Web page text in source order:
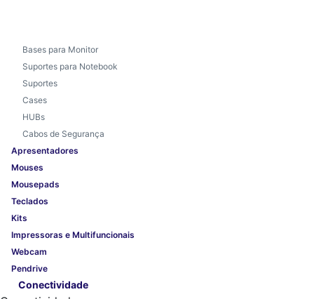
Bases para Monitor
Suportes para Notebook
Suportes
Cases
HUBs
Cabos de Segurança
Apresentadores
Mouses
Mousepads
Teclados
Kits
Impressoras e Multifuncionais
Webcam
Pendrive
Conectividade